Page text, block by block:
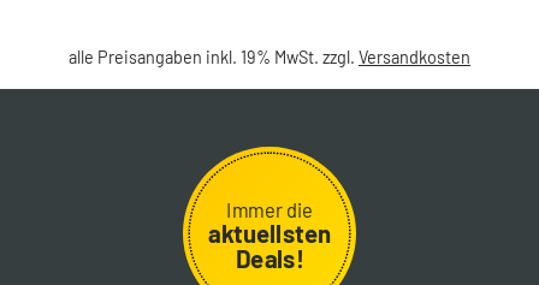
alle Preisangaben inkl. 19% MwSt. zzgl. Versandkosten
Immer die
aktuellsten
Deals!